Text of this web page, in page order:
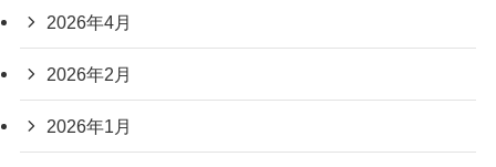
2026年4月
2026年2月
2026年1月